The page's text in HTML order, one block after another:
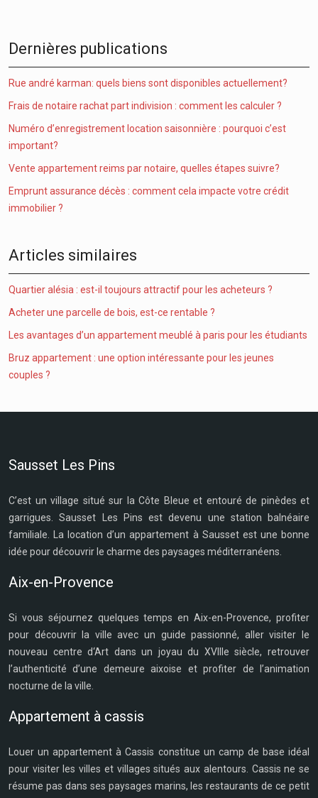
Dernières publications
Rue andré karman: quels biens sont disponibles actuellement?
Frais de notaire rachat part indivision : comment les calculer ?
Numéro d’enregistrement location saisonnière : pourquoi c’est
important?
Vente appartement reims par notaire, quelles étapes suivre?
Emprunt assurance décès : comment cela impacte votre crédit
immobilier ?
Articles similaires
Quartier alésia : est-il toujours attractif pour les acheteurs ?
Acheter une parcelle de bois, est-ce rentable ?
Les avantages d’un appartement meublé à paris pour les étudiants
Bruz appartement : une option intéressante pour les jeunes
couples ?
Sausset Les Pins
C’est un village situé sur la Côte Bleue et entouré de pinèdes et
garrigues. Sausset Les Pins est devenu une station balnéaire
familiale. La location d’un appartement à Sausset est une bonne
idée pour découvrir le charme des paysages méditerranéens.
Aix-en-Provence
Si vous séjournez quelques temps en Aix-en-Provence, profiter
pour découvrir la ville avec un guide passionné, aller visiter le
nouveau centre d‘Art dans un joyau du XVIIIe siècle, retrouver
l’authenticité d’une demeure aixoise et profiter de l’animation
nocturne de la ville.
Appartement à cassis
Louer un appartement à Cassis constitue un camp de base idéal
pour visiter les villes et villages situés aux alentours. Cassis ne se
résume pas dans ses paysages marins, les restaurants de ce petit